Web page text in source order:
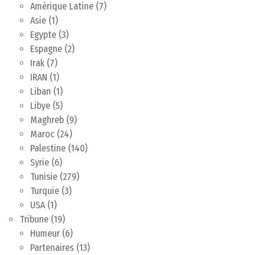
Amérique Latine (7)
Asie (1)
Egypte (3)
Espagne (2)
Irak (7)
IRAN (1)
Liban (1)
Libye (5)
Maghreb (9)
Maroc (24)
Palestine (140)
Syrie (6)
Tunisie (279)
Turquie (3)
USA(1)
Tribune (19)
Humeur (6)
Partenaires (13)